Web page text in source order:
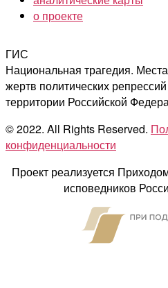
о проекте
ГИС
Национальная трагедия.
жертв политических
территории Российской
© 2022. All Rights Reserved.
конфиденциальности
Проект реализуется
исповедников